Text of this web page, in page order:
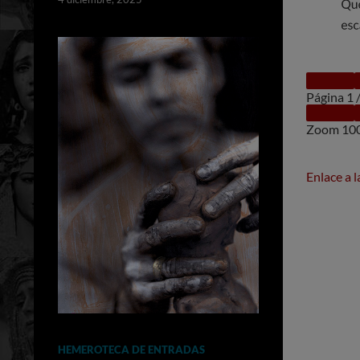
Página 1
Zoom
Enlace a
HEMEROTECA DE ENTRADAS